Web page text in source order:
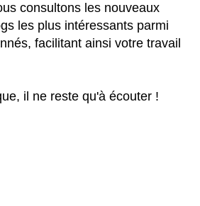
consultons les nouveaux
les plus intéressants parmi
facilitant ainsi votre travail
il ne reste qu'à écouter !